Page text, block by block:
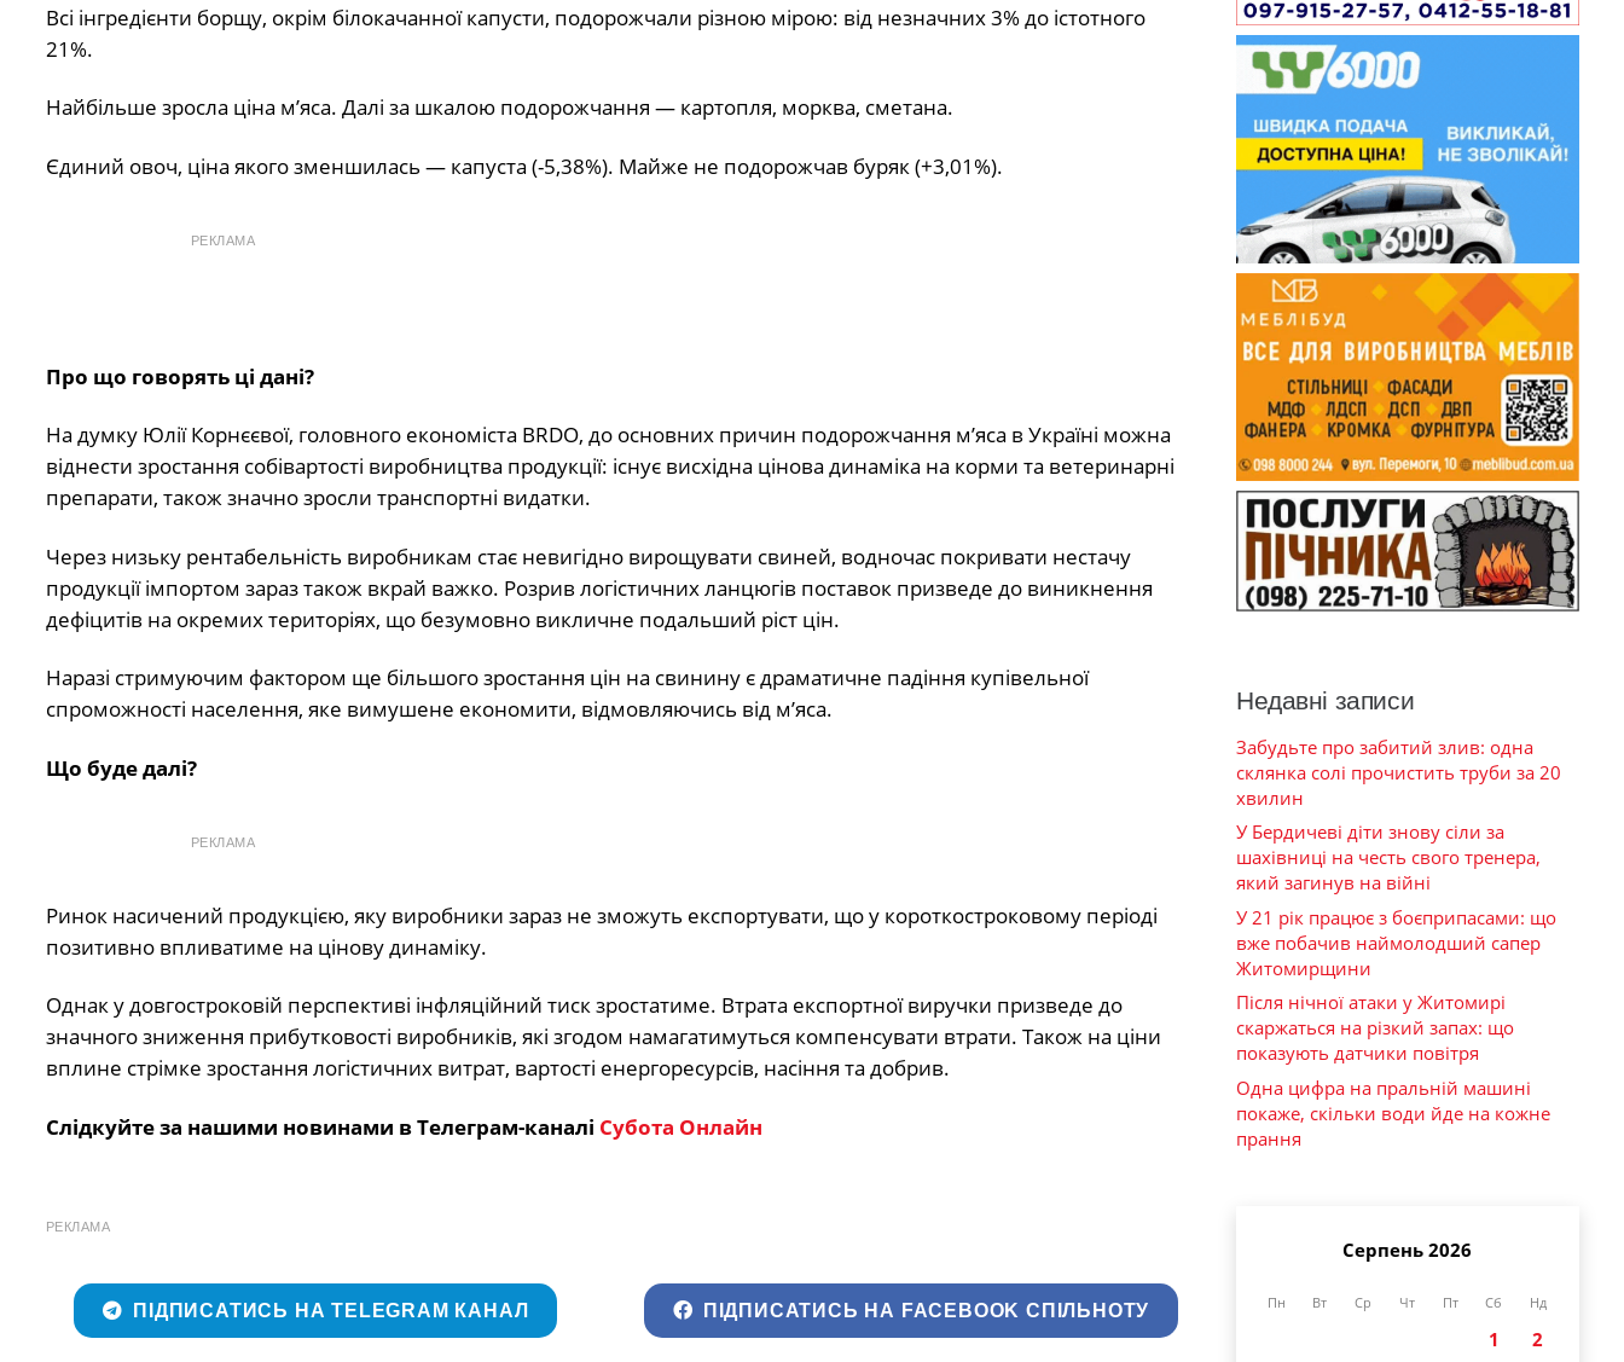
Всі інгредієнти борщу, окрім білокачанної капусти, подорожчали різною мірою: від незначних 3% до істотного
21%.
Найбільше зросла ціна м’яса. Далі за шкалою подорожчання — картопля, морква, сметана.
Єдиний овоч, ціна якого зменшилась — капуста (-5,38%). Майже не подорожчав буряк (+3,01%).
РЕКЛАМА
Про що говорять ці дані?
На думку Юлії Корнєєвої, головного економіста BRDO, до основних причин подорожчання м’яса в Україні можна
віднести зростання собівартості виробництва продукції: існує висхідна цінова динаміка на корми та ветеринарні
препарати, також значно зросли транспортні видатки.
Через низьку рентабельність виробникам стає невигідно вирощувати свиней, водночас покривати нестачу
продукції імпортом зараз також вкрай важко. Розрив логістичних ланцюгів поставок призведе до виникнення
дефіцитів на окремих територіях, що безумовно викличне подальший ріст цін.
Наразі стримуючим фактором ще більшого зростання цін на свинину є драматичне падіння купівельної
спроможності населення, яке вимушене економити, відмовляючись від м’яса.
Що буде далі?
РЕКЛАМА
Ринок насичений продукцією, яку виробники зараз не зможуть експортувати, що у короткостроковому періоді
позитивно впливатиме на цінову динаміку.
Однак у довгостроковій перспективі інфляційний тиск зростатиме. Втрата експортної виручки призведе до
значного зниження прибутковості виробників, які згодом намагатимуться компенсувати втрати. Також на ціни
вплине стрімке зростання логістичних витрат, вартості енергоресурсів, насіння та добрив.
Слідкуйте за нашими новинами в Телеграм-каналі Субота Онлайн
РЕКЛАМА
ПІДПИСАТИСЬ НА TELEGRAM КАНАЛ ПІДПИСАТИСЬ НА FACEBOOK СПІЛЬНОТУ
Недавні записи
Забудьте про забитий злив: одна
склянка солі прочистить труби за 20
хвилин
У Бердичеві діти знову сіли за
шахівниці на честь свого тренера,
який загинув на війні
У 21 рік працює з боєприпасами: що
вже побачив наймолодший сапер
Житомирщини
Після нічної атаки у Житомирі
скаржаться на різкий запах: що
показують датчики повітря
Одна цифра на пральній машині
покаже, скільки води йде на кожне
прання
Серпень 2026
Пн Вт Ср Чт Пт Сб Нд
1
2